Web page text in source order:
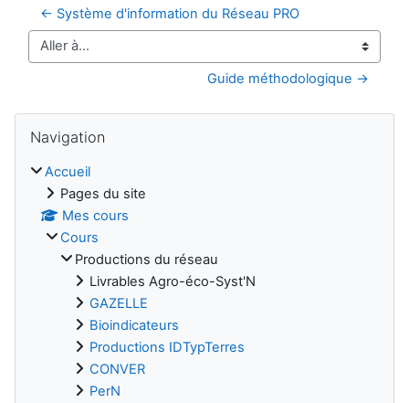
← Système d'information du Réseau PRO
Aller à…
Guide méthodologique →
Blocs
Navigation
Accueil
Pages du site
Mes cours
Cours
Productions du réseau
Livrables Agro-éco-Syst'N
GAZELLE
Bioindicateurs
Productions IDTypTerres
CONVER
PerN